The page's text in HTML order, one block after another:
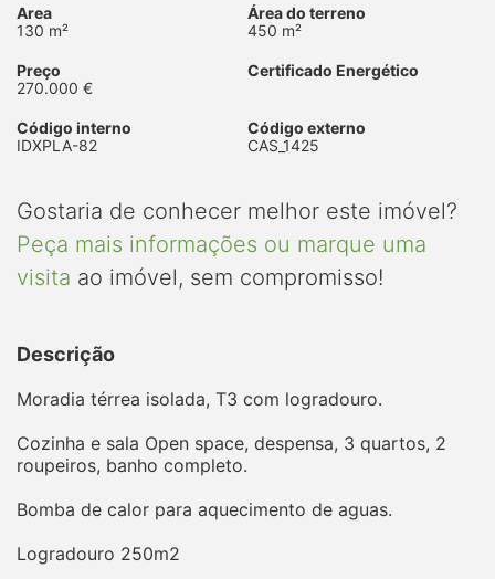
Area
130 m²
Área do terreno
450 m²
Preço
270.000 €
Certificado Energético
Código interno
IDXPLA-82
Código externo
CAS_1425
Gostaria de conhecer melhor este imóvel?
Peça mais informações ou marque uma
visita ao imóvel, sem compromisso!
Descrição
Moradia térrea isolada, T3 com logradouro.
Cozinha e sala Open space, despensa, 3 quartos, 2
roupeiros, banho completo.
Bomba de calor para aquecimento de aguas.
Logradouro 250m2